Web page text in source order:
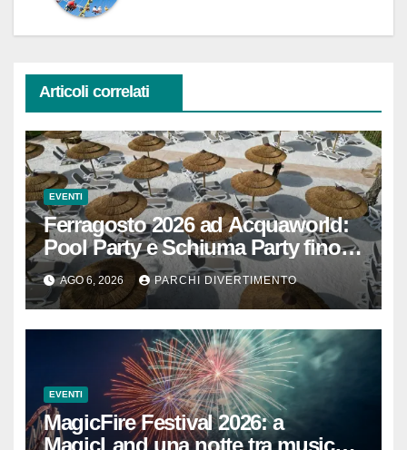
Articoli correlati
EVENTI
Ferragosto 2026 ad Acquaworld:
Pool Party e Schiuma Party fino a
mezzanotte
AGO 6, 2026 PARCHI DIVERTIMENTO
EVENTI
MagicFire Festival 2026: a